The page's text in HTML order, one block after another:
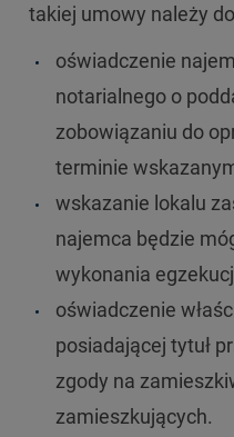
takiej umowy należy
oświadczenie
notarialnego o
zobowiązaniu do
terminie
wskazanie lokalu
najemca będzie
wykonania
oświadczenie
posiadającej tytuł
zgody na
zamieszkujących.